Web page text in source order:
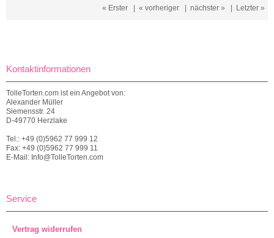
« Erster « vorheriger nächster » Letzter »
Kontaktinformationen
TolleTorten.com ist ein Angebot von:
Alexander Müller
Siemensstr. 24
D-49770 Herzlake
Tel.: +49 (0)5962 77 999 12
Fax: +49 (0)5962 77 999 11
E-Mail: Info@TolleTorten.com
Service
Vertrag widerrufen